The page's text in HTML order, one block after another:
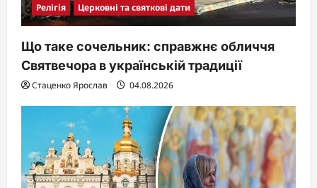
Релігія Церковні та святкові дати
Що таке сочельник: справжнє обличчя
Святвечора в українській традиції
Стаценко Ярослав 04.08.2026